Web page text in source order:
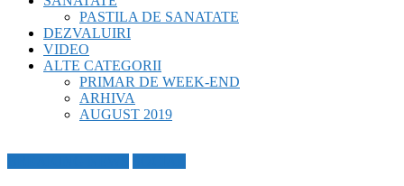
PASTILA DE SANATATE
DEZVALUIRI
VIDEO
ALTE CATEGORII
PRIMAR DE WEEK-END
ARHIVA
AUGUST 2019